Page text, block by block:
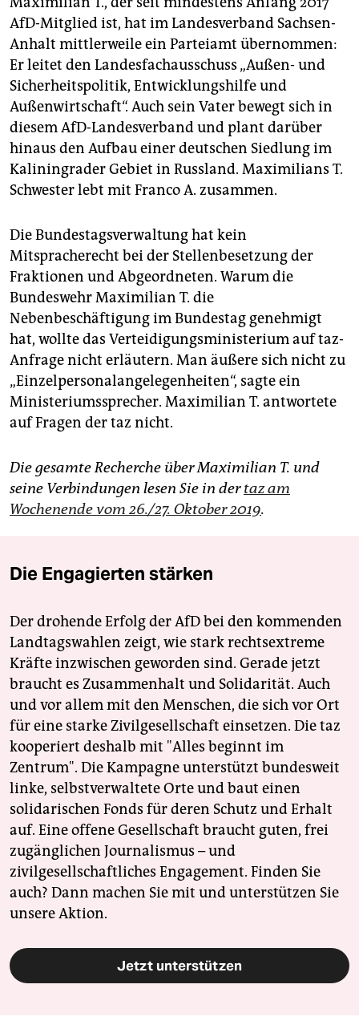
AfD-Mitglied ist, hat im Landesverband Sachsen-
Anhalt mittlerweile ein Parteiamt übernommen:
Er leitet den Landesfachausschuss „Außen- und
Sicherheitspolitik, Entwicklungshilfe und
Außenwirtschaft“. Auch sein Vater bewegt sich in
diesem AfD-Landesverband und plant darüber
hinaus den Aufbau einer deutschen Siedlung im
Kaliningrader Gebiet in Russland. Maximilians T.
Schwester lebt mit Franco A. zusammen.
Die Bundestagsverwaltung hat kein
Mitspracherecht bei der Stellenbesetzung der
Fraktionen und Abgeordneten. Warum die
Bundeswehr Maximilian T. die
Nebenbeschäftigung im Bundestag genehmigt
hat, wollte das Verteidigungsministerium auf taz-
Anfrage nicht erläutern. Man äußere sich nicht zu
„Einzelpersonalangelegenheiten“, sagte ein
Ministeriumssprecher. Maximilian T. antwortete
auf Fragen der taz nicht.
Die gesamte Recherche über Maximilian T. und
seine Verbindungen lesen Sie in dertaz am
Wochenende vom 26./27. Oktober 2019.
Die Engagierten stärken
Der drohende Erfolg der AfD bei den kommenden
Landtagswahlen zeigt, wie stark rechtsextreme
Kräfte inzwischen geworden sind. Gerade jetzt
braucht es Zusammenhalt und Solidarität. Auch
und vor allem mit den Menschen, die sich vor Ort
für eine starke Zivilgesellschaft einsetzen. Die taz
kooperiert deshalb mit "Alles beginnt im
Zentrum". Die Kampagne unterstützt bundesweit
linke, selbstverwaltete Orte und baut einen
solidarischen Fonds für deren Schutz und Erhalt
auf. Eine offene Gesellschaft braucht guten, frei
zugänglichen Journalismus – und
zivilgesellschaftliches Engagement. Finden Sie
auch? Dann machen Sie mit und unterstützen Sie
unsere Aktion.
Jetzt unterstützen